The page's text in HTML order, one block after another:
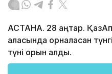
АСТАНА. 28 қаңтар.
қаласында орналасқан
түні орын алды.